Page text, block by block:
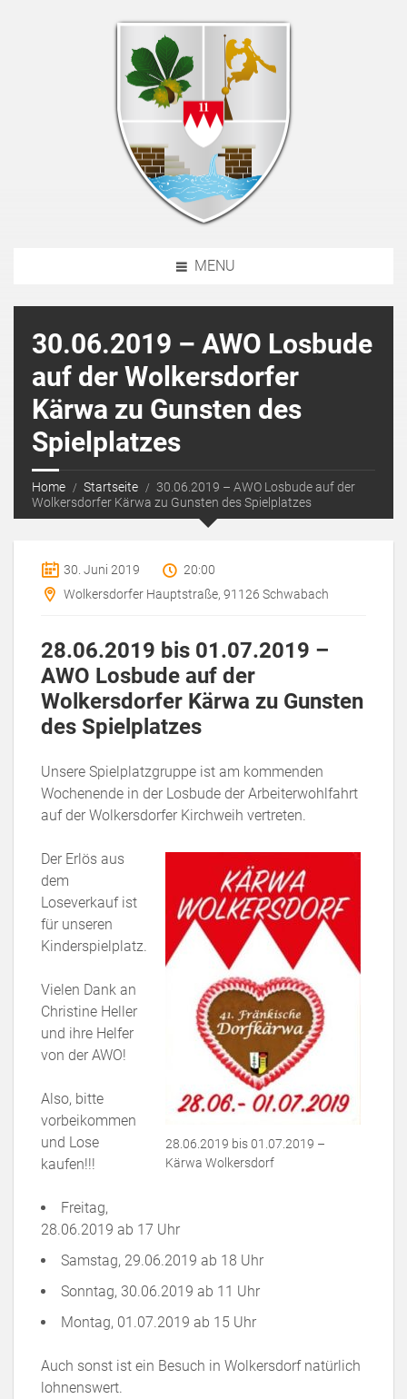
MENU
30.06.2019 – AWO Losbude
auf der Wolkersdorfer
Kärwa zu Gunsten des
Spielplatzes
Home Startseite
30.06.2019 – AWO Losbude auf der
Wolkersdorfer Kärwa zu Gunsten des Spielplatzes
30. Juni 2019
20:00
Wolkersdorfer Hauptstraße, 91126 Schwabach
28.06.2019 bis 01.07.2019 –
AWO Losbude auf der
Wolkersdorfer Kärwa zu Gunsten
des Spielplatzes
Unsere Spielplatzgruppe ist am kommenden
Wochenende in der Losbude der Arbeiterwohlfahrt
auf der Wolkersdorfer Kirchweih vertreten.
28.06.2019 bis 01.07.2019 –
Kärwa Wolkersdorf
Der Erlös aus
dem
Loseverkauf ist
für unseren
Kinderspielplatz.
Vielen Dank an
Christine Heller
und ihre Helfer
von der AWO!
Also, bitte
vorbeikommen
und Lose
kaufen!!!
Freitag,
28.06.2019 ab 17 Uhr
Samstag, 29.06.2019 ab 18 Uhr
Sonntag, 30.06.2019 ab 11 Uhr
Montag, 01.07.2019 ab 15 Uhr
Auch sonst ist ein Besuch in Wolkersdorf natürlich
lohnenswert.